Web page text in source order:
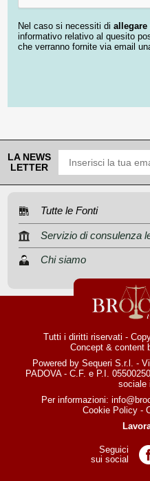
Nel caso si necessiti di allegare
informativo relativo al quesito
che verranno fornite via email
LA NEWS
LETTER
Tutte le Fonti
Servizio di consulenza
Chi siamo
Tutti i diritti riservati -
Concept & content
Powered by Sequeri S.r.l. -
PADOVA - C.F. e P.I.
sociale
Per informazioni:
Cookie Policy -
Seguici
sui social